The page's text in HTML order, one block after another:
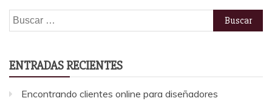
Buscar:
ENTRADAS RECIENTES
Encontrando clientes online para diseñadores